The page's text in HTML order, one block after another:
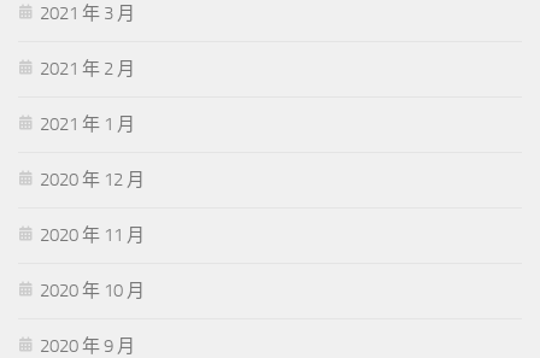
2021 年 3 月
2021 年 2 月
2021 年 1 月
2020 年 12 月
2020 年 11 月
2020 年 10 月
2020 年 9 月